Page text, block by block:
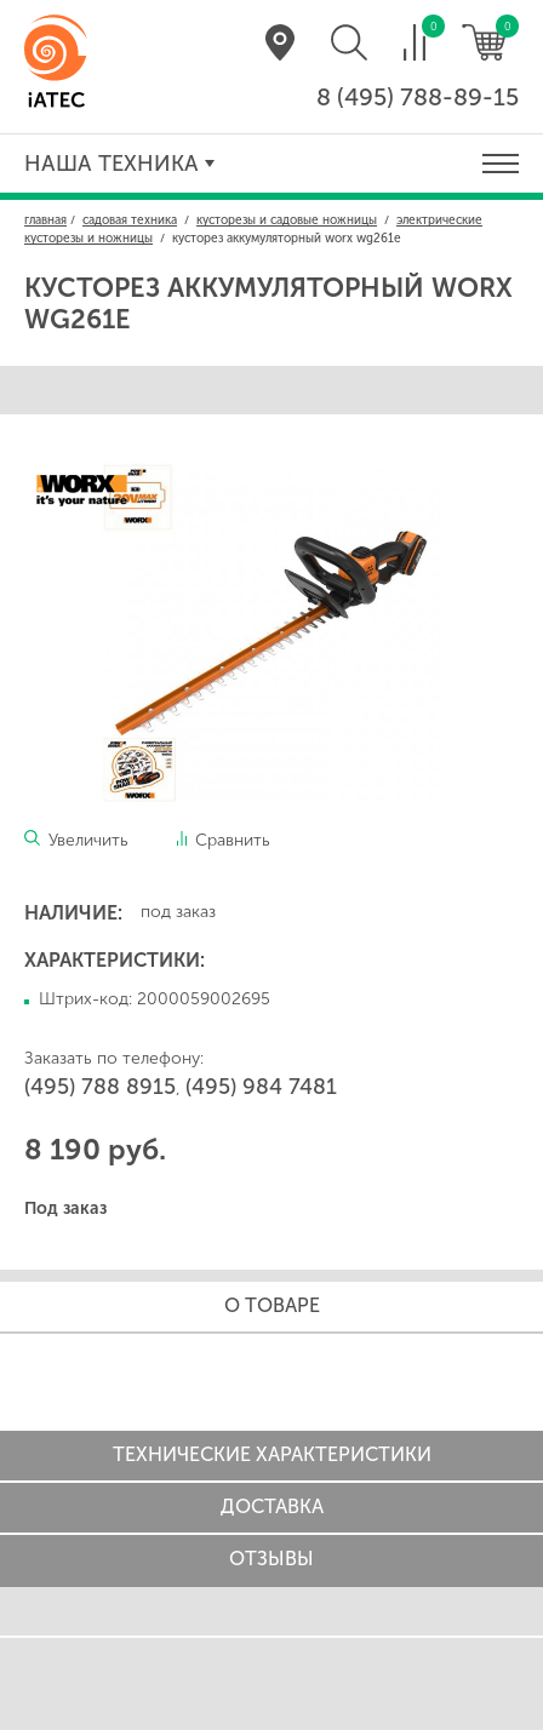
0 0
8 (495) 788-89-15
НАША ТЕХНИКА
главная / садовая техника / кусторезы и садовые ножницы / электрические
кусторезы и ножницы / кусторез аккумуляторный worx wg261e
КУСТОРЕЗ АККУМУЛЯТОРНЫЙ WORX
WG261E
Увеличить Сравнить
НАЛИЧИЕ: под заказ
ХАРАКТЕРИСТИКИ:
Штрих-код: 2000059002695
Заказать по телефону:
(495) 788 8915, (495) 984 7481
8 190 руб.
Под заказ
О ТОВАРЕ
ТЕХНИЧЕСКИЕ ХАРАКТЕРИСТИКИ
ДОСТАВКА
ОТЗЫВЫ